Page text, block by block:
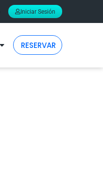
Iniciar Sesión
RESERVAR